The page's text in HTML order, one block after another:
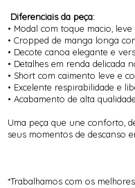
Diferenciais da peça:
• Modal com toque macio,
• Cropped de manga longa
• Decote canoa elegante e
• Detalhes em renda delicada
• Short com caimento leve e
• Excelente respirabilidade e
• Acabamento de alta
Uma peça que une conforto,
seus momentos de descanso
*Trabalhamos com os